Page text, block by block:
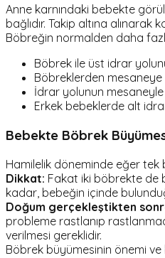
Anne karnındaki bebekte
bağlıdır. Takip altına alınarak
Böbreğin normalden daha
Böbrek ile üst idrar
Böbreklerden mesaneye
İdrar yolunun mesaneyle
Erkek bebeklerde alt idrar
Bebekte Böbrek
Hamilelik döneminde eğer
Dikkat: Fakat iki böbrekte de
kadar, bebeğin içinde
Doğum gerçekleştikten
probleme rastlanıp
verilmesi gereklidir.
Böbrek büyümesinin önemi